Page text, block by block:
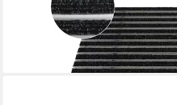
Anthrazit, rechteckig, Höhe: 75
Innen- und überdachten
lieferbar - in 2-3 Werktagen bei dir